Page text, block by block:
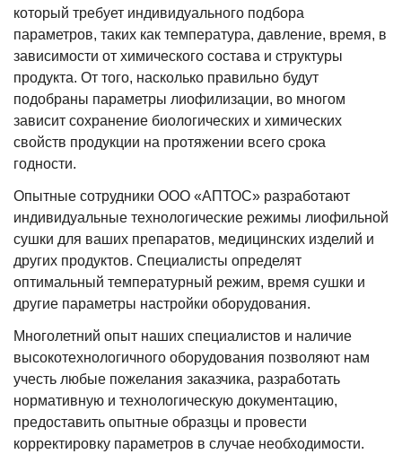
который требует индивидуального подбора
параметров, таких как температура, давление, время, в
зависимости от химического состава и структуры
продукта. От того, насколько правильно будут
подобраны параметры лиофилизации, во многом
зависит сохранение биологических и химических
свойств продукции на протяжении всего срока
годности.
Опытные сотрудники ООО «АПТОС» разработают
индивидуальные технологические режимы лиофильной
сушки для ваших препаратов, медицинских изделий и
других продуктов. Специалисты определят
оптимальный температурный режим, время сушки и
другие параметры настройки оборудования.
Многолетний опыт наших специалистов и наличие
высокотехнологичного оборудования позволяют нам
учесть любые пожелания заказчика, разработать
нормативную и технологическую документацию,
предоставить опытные образцы и провести
корректировку параметров в случае необходимости.